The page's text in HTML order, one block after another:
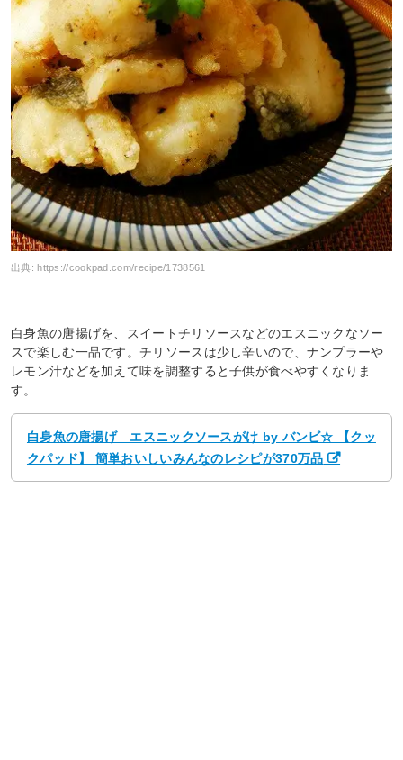
出典: https://cookpad.com/recipe/1738561
白身魚の唐揚げを、スイートチリソースなどのエスニックなソー
スで楽しむ一品です。チリソースは少し辛いので、ナンプラーや
レモン汁などを加えて味を調整すると子供が食べやすくなりま
す。
白身魚の唐揚げ エスニックソースがけ by バンビ☆ 【クッ
クパッド】 簡単おいしいみんなのレシピが370万品